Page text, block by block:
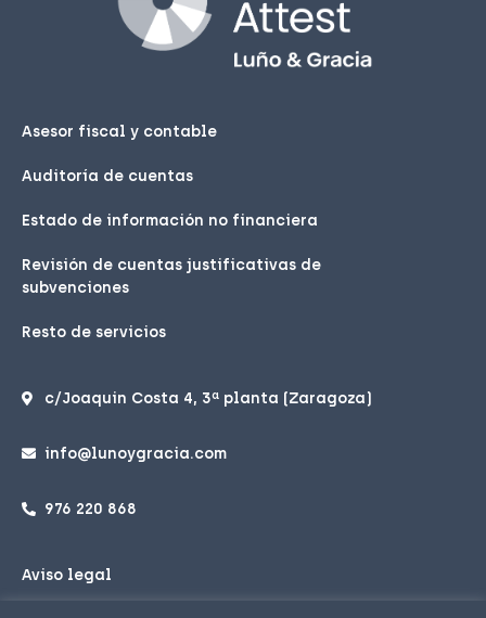
Asesor fiscal y contable
Auditoría de cuentas
Estado de información no financiera
Revisión de cuentas justificativas de
subvenciones
Resto de servicios
c/Joaquin Costa 4, 3ª planta (Zaragoza)
info@lunoygracia.com
976 220 868
Aviso legal